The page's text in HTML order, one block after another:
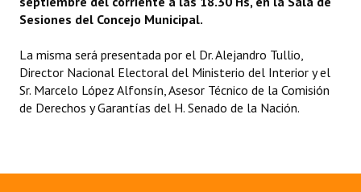
Constitución Nacional
Constitución Provincial
Reglamento Interno
Sesiones del Concejo Municipal.
La misma será presentada por el Dr. Alejandro Tullio,
Director Nacional Electoral del Ministerio del Interior y el
Sr. Marcelo López Alfonsín, Asesor Técnico de la Comisión
de Derechos y Garantías del H. Senado de la Nación.